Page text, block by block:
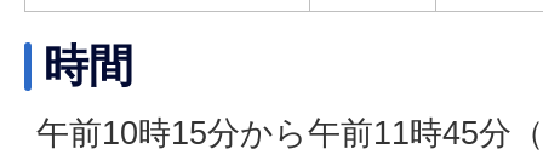
時間
午前10時15分から午前11時45分